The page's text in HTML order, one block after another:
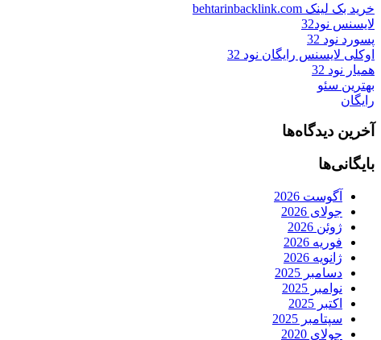
خرید بک لینک behtarinbacklink.com
لایسنس نود32
پسورد نود 32
اوکلی لایسنس رایگان نود 32
همیار نود 32
بهترین سئو
رایگان
آخرین دیدگاه‌ها
بایگانی‌ها
آگوست 2026
جولای 2026
ژوئن 2026
فوریه 2026
ژانویه 2026
دسامبر 2025
نوامبر 2025
اکتبر 2025
سپتامبر 2025
جولای 2020